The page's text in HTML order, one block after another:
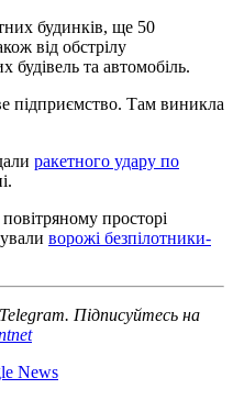
будинків, ще 50
від обстрілу
будівель та автомобіль.
підприємство. Там виникла
ракетного удару по
просторі
ворожі безпілотники-
Підписуйтесь на
News